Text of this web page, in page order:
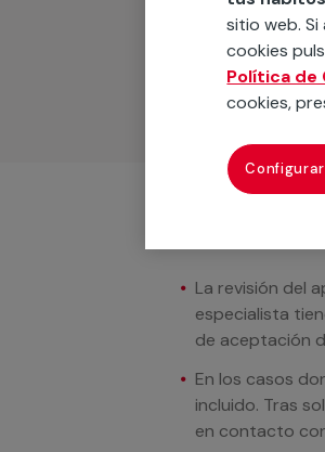
Podemos
materiales,
cuando te
La revisión del
especialista
de aceptación
En los casos
incluido. Tras
en contacto
sitio web.
cookies
Política de
cookies,